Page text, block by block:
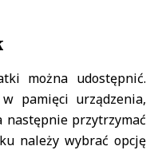
można udostępnić.
pamięci urządzenia,
przytrzymać
należy wybrać opcję